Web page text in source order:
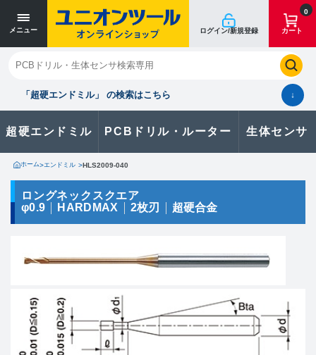
メニュー ログイン/新規登録
0
カート
「超硬エンドミル」 の検索はこちら ↓
超硬エンドミル PCBドリル・ルーター 生体センサ
閉じる
お気に入り クイックオーダー 購入履歴
製品に関するお問い合わせはこちら
お問い合わせ
カタログ一覧
ホーム>エンドミル >HLS2009-040
ロングネックスクエア
φ0.9
HARDMAX 2枚刃 超硬合金
寸法単位 [mm]
寸法単位 [mm]